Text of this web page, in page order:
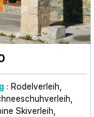
: Rodelverleih
Skiverleih